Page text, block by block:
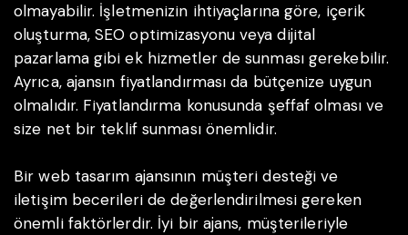
olmayabilir. İşletmenizin ihtiyaçlarına göre, içerik
oluşturma, SEO optimizasyonu veya dijital
pazarlama gibi ek hizmetler de sunması gerekebilir.
Ayrıca, ajansın fiyatlandırması da bütçenize uygun
olmalıdır. Fiyatlandırma konusunda şeffaf olması ve
size net bir teklif sunması önemlidir.
Bir web tasarım ajansının müşteri desteği ve
iletişim becerileri de değerlendirilmesi gereken
önemli faktörlerdir. İyi bir ajans, müşterileriyle